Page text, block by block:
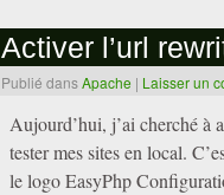
Activer l’url
Publié dansApache | Laisser un
Aujourd’hui, j’ai cherché à
tester mes sites en local.
le logo EasyPhp